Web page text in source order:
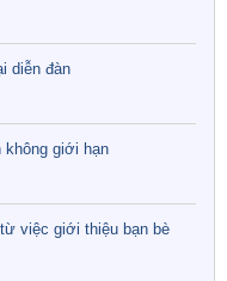
diễn đàn
không giới hạn
việc giới thiệu bạn bè